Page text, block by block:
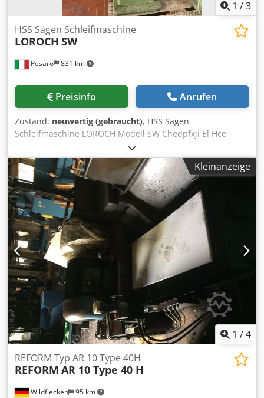
Anzeigersystem für die Zustellung - Im Spindelkopf
eingebaute Abrichteinheit Die Maschine wird wegen
Firmenauslösung abgegeben. Guter Zustand. Unter Strom
in Ungarn.
1 /3
Pesaro 831 km
HSS Sägen Schleifmaschine
LOROCH SW
Preisinfo Anrufen
Zustand: neuwertig (gebraucht), HSS Sägen
Schleifmaschine LOROCH Modell SW Chedpfxji El Hce
Kleinanzeige
1 /4
Wildflecken 95 km
REFORM Typ AR 10 Type 40H
REFORM AR 10 Type 40 H